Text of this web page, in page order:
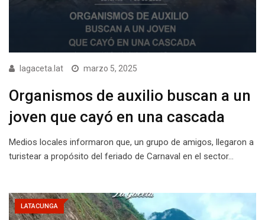
lagaceta.lat marzo 5, 2025
Organismos de auxilio buscan a un
joven que cayó en una cascada
Medios locales informaron que, un grupo de amigos, llegaron a
turistear a propósito del feriado de Carnaval en el sector…
LATACUNGA